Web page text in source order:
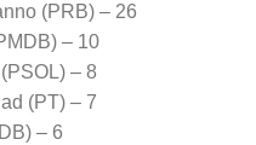
(PRB) – 26
– 10
– 8
(PT) – 7
– 6